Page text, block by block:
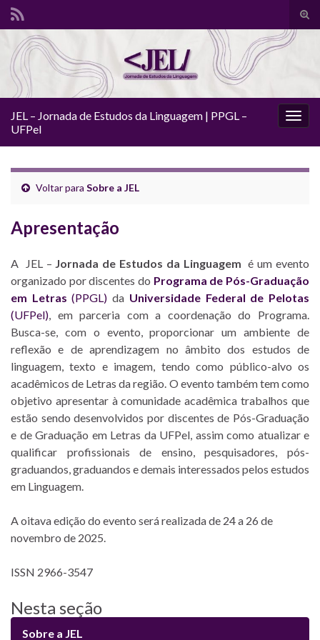
JEL – Jornada de Estudos da Linguagem | PPGL –
UFPel
Voltar para Sobre a JEL
Apresentação
A JEL – Jornada de Estudos da Linguagem é um evento
organizado por discentes do Programa de Pós-Graduação
em Letras (PPGL) da Universidade Federal de Pelotas
(UFPel) , em parceria com a coordenação do Programa.
Busca-se, com o evento, proporcionar um ambiente de
reflexão e de aprendizagem no âmbito dos estudos de
linguagem, texto e imagem, tendo como público-alvo os
acadêmicos de Letras da região. O evento também tem como
objetivo apresentar à comunidade acadêmica trabalhos que
estão sendo desenvolvidos por discentes de Pós-Graduação
e de Graduação em Letras da UFPel, assim como atualizar e
qualificar profissionais de ensino, pesquisadores, pós-
graduandos, graduandos e demais interessados pelos estudos
em Linguagem.
A oitava edição do evento será realizada de 24 a 26 de
novembro de 2025.
ISSN 2966-3547
Nesta seção
Sobre a JEL